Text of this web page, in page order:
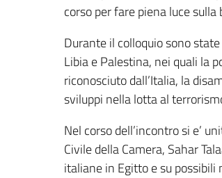
corso per fare piena luce
Durante il colloquio sono
Libia e Palestina, nei quali la
riconosciuto dall’Italia, la
sviluppi nella lotta al
Nel corso dell’incontro si e’
Civile della Camera, Sahar
italiane in Egitto e su possibili